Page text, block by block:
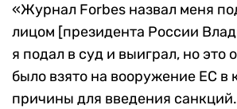
«Журнал Forbes назвал меня
лицом [президента России
я подал в суд и выиграл, но это
было взято на вооружение ЕС в
причины для введения